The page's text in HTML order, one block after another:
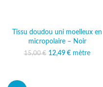
Tissu doudou uni moelleux en
micropolaire – Noir
15,00€ Le prix initial était :
12,49 €
Le prix
mètre